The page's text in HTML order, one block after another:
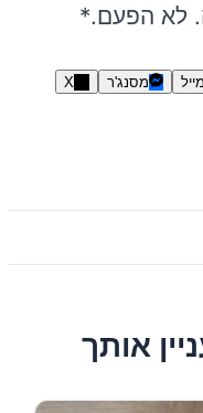
לא הפעם.*
מסנג'ר X
אותך